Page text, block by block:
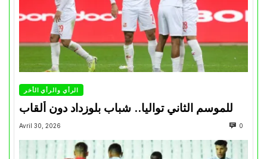
الرأي والرأي الأخر
للموسم الثاني تواليا.. شباب بلوزداد دون ألقاب
Avril 30, 2026 0